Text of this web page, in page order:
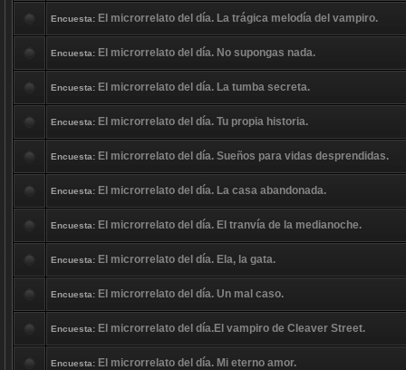
Encuesta: El microrrelato del día. La trágica melodía del vampiro.
Encuesta: El microrrelato del día. No supongas nada.
Encuesta: El microrrelato del día. La tumba secreta.
Encuesta: El microrrelato del día. Tu propia historia.
Encuesta: El microrrelato del día. Sueños para vidas desprendidas.
Encuesta: El microrrelato del día. La casa abandonada.
Encuesta: El microrrelato del día. El tranvía de la medianoche.
Encuesta: El microrrelato del día. Ela, la gata.
Encuesta: El microrrelato del día. Un mal caso.
Encuesta: El microrrelato del día.El vampiro de Cleaver Street.
Encuesta: El microrrelato del día. Mi eterno amor.